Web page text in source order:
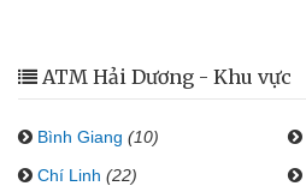
ATM Hải Dương - Khu vực
Bình Giang (10)
Chí Linh (22)